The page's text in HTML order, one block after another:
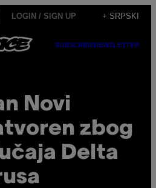
LOGIN / SIGN UP + SRPSKI
SUBSCRIBENEWSLETTER
Novi
zbog
Delta